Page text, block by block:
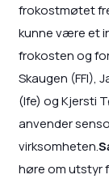
frokostmøtet
kunne være et
frokosten og
Skaugen (FFI),
(Ife) og Kjersti
anvender
virksomheten.
høre om utstyr